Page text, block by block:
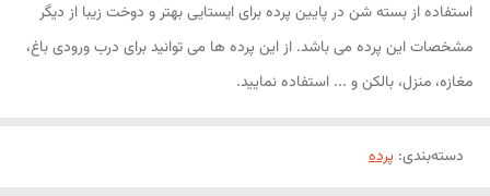
استفاده از بسته شن در پایین پرده برای ایستایی بهتر و دوخت زیبا از دیگر
مشخصات این پرده می باشد. از این پرده ها می توانید برای درب ورودی باغ،
مغازه، منزل، بالکن و ... استفاده نمایید.
دسته‌بندی: پرده